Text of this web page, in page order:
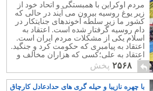
مردم اوکراین با همبستگی و اتحاد خود از
زیر یوغ روسیه بیرون می آیند در حالی که
کشور ما زیر سلطه آخوندهای جنایتکار در
دام روسیه گرفتار شده است. اعتقاد به
اسلام یکی از مشکلات مردم ایران است.
اعتقاد به پیامبری که حکومت کرد و جنگید.
اعتقاد به علی؛کسی که هزاران مخالف و
دگر اندیش را از دم شمشیر گذرانید.
۲۵۶۸ پخش
با چهره نازیبا و حیله گری های حدادعادل کارچاق